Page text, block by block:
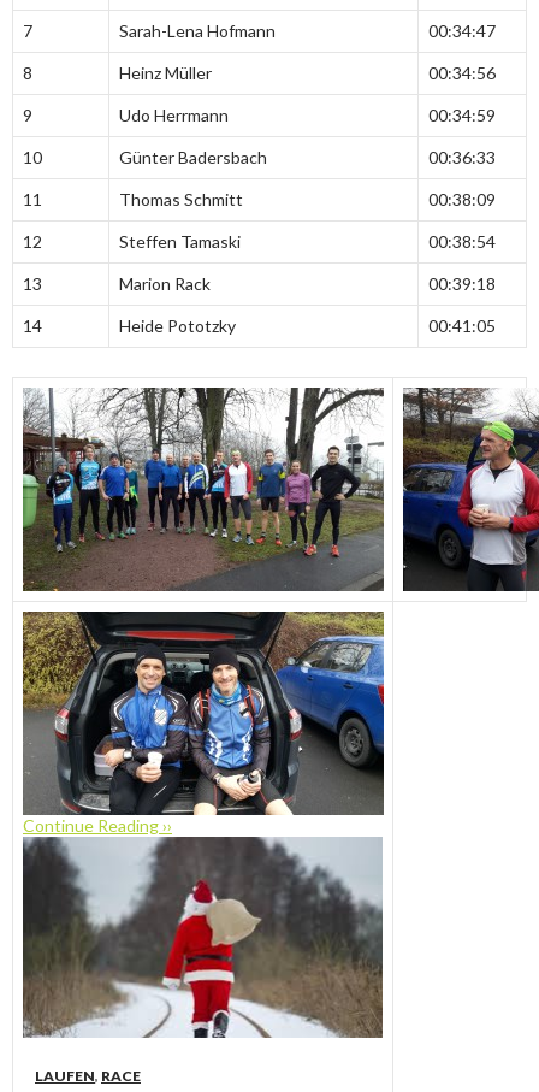
7 Sarah-Lena Hofmann 00:34:47
8 Heinz Müller 00:34:56
9 Udo Herrmann 00:34:59
10 Günter Badersbach 00:36:33
11 Thomas Schmitt 00:38:09
12 Steffen Tamaski 00:38:54
13 Marion Rack 00:39:18
14 Heide Pototzky 00:41:05
Continue Reading ››
LAUFEN, RACE